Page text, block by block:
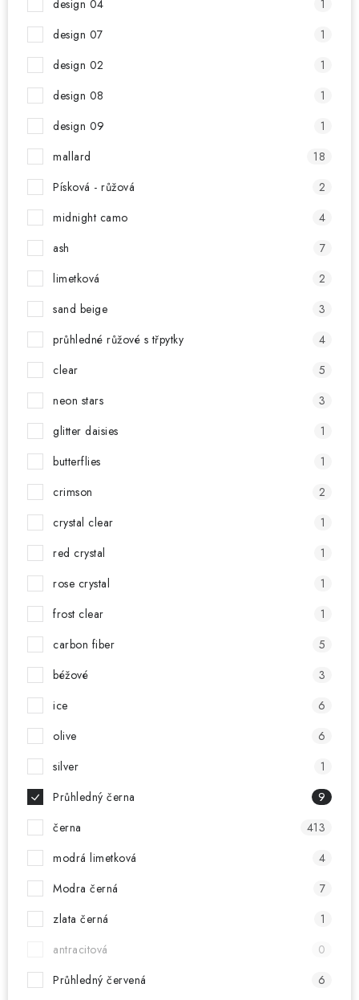
design 04
1
design 07
1
design 02
1
design 08
1
design 09
1
mallard
18
Písková - růžová
2
midnight camo
4
ash
7
limetková
2
sand beige
3
průhledné růžové s třpytky
4
clear
5
neon stars
3
glitter daisies
1
butterflies
1
crimson
2
crystal clear
1
red crystal
1
rose crystal
1
frost clear
1
carbon fiber
5
béžové
3
ice
6
olive
6
silver
1
Průhledný černa
9
černa
413
modrá limetková
4
Modra černá
7
zlata černá
1
antracitová
0
Průhledný červená
6